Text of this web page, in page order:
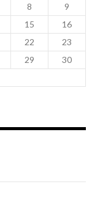
8
9
15
16
22
23
29
30